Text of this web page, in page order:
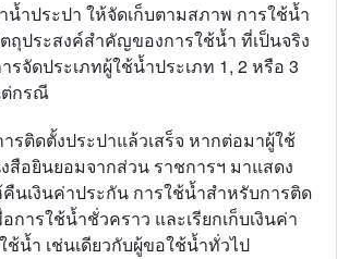
น้ำประปา ให้จัดเก็บตามสภาพ การใช้น้ำ
ถุประสงค์สำคัญของการใช้น้ำ ที่เป็นจริง
รจัดประเภทผู้ใช้น้ำประเภท 1, 2 หรือ 3
กรณี
ารติดตั้งประปาแล้วเสร็จ หากต่อมาผู้ใช้
สือยินยอมจากส่วน ราชการฯ มาแสดง
นเงินค่าประกัน การใช้น้ำสำหรับการติด
การใช้น้ำชั่วคราว และเรียกเก็บเงินค่า
ช้น้ำ เช่นเดียวกับผู้ขอใช้น้ำทั่วไป